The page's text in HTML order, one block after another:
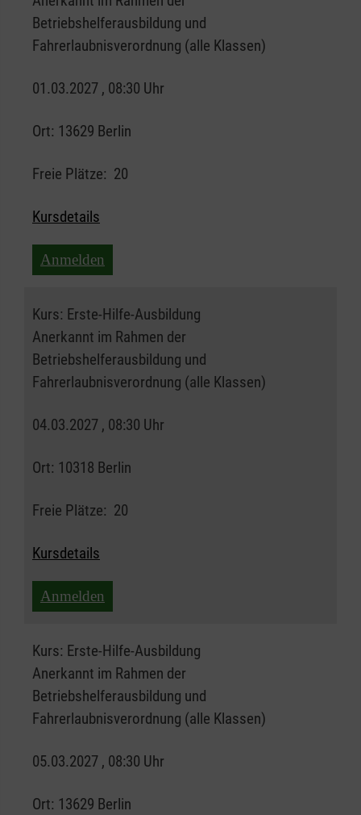
Betriebshelferausbildung und
Fahrerlaubnisverordnung (alle Klassen)
01.03.2027 , 08:30 Uhr
Ort: 13629 Berlin
Freie Plätze: 20
Kursdetails
Anmelden
Kurs: Erste-Hilfe-Ausbildung
Anerkannt im Rahmen der
Betriebshelferausbildung und
Fahrerlaubnisverordnung (alle Klassen)
04.03.2027 , 08:30 Uhr
Ort: 10318 Berlin
Freie Plätze: 20
Kursdetails
Anmelden
Kurs: Erste-Hilfe-Ausbildung
Anerkannt im Rahmen der
Betriebshelferausbildung und
Fahrerlaubnisverordnung (alle Klassen)
05.03.2027 , 08:30 Uhr
Ort: 13629 Berlin